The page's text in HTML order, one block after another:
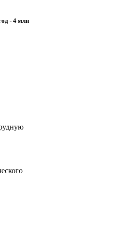
- 4 млн